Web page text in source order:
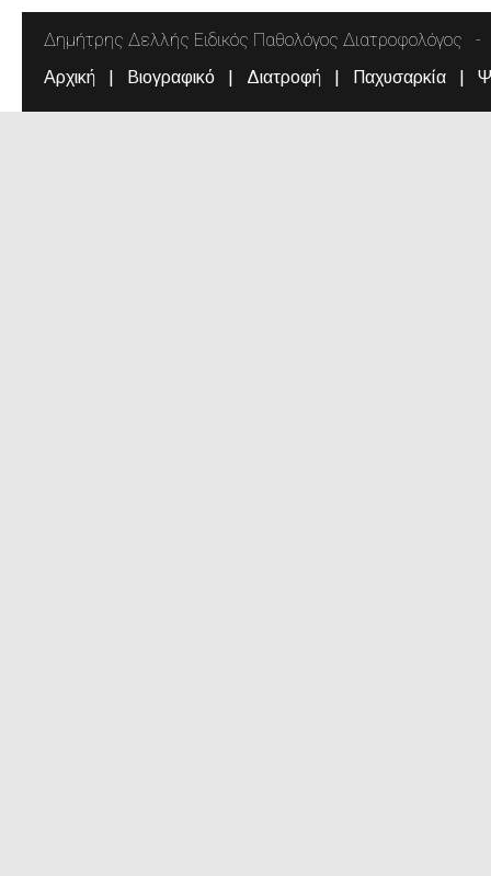
Δημήτρης Δελλής Ειδικός Παθολόγος Διατροφολόγος
Αρχική Βιογραφικό Διατροφή Παχυσαρκία